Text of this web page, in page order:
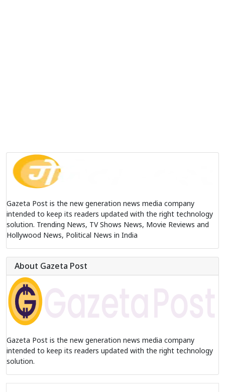
Gazeta Post is the new generation news media company
intended to keep its readers updated with the right technology
solution. Trending News, TV Shows News, Movie Reviews and
Hollywood News, Political News in India
About Gazeta Post
Gazeta Post is the new generation news media company
intended to keep its readers updated with the right technology
solution.